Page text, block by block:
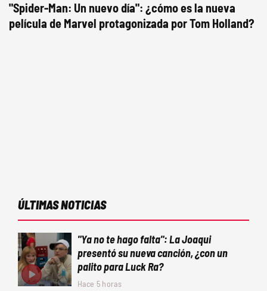
"Spider-Man: Un nuevo día": ¿cómo es la nueva
película de Marvel protagonizada por Tom Holland?
ÚLTIMAS NOTICIAS
"Ya no te hago falta": La Joaqui
presentó su nueva canción, ¿con un
palito para Luck Ra?
Hace 5 horas